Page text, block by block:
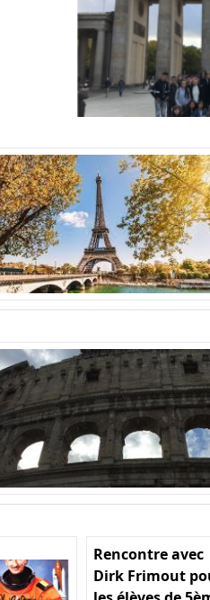
Rencontre avec
Dirk Frimout